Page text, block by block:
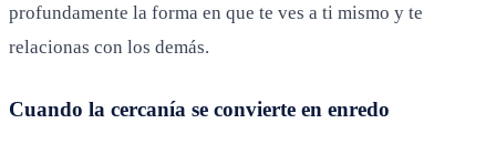
profundamente la forma en que te ves a ti mismo y te
relacionas con los demás.
Cuando la cercanía se convierte en enredo